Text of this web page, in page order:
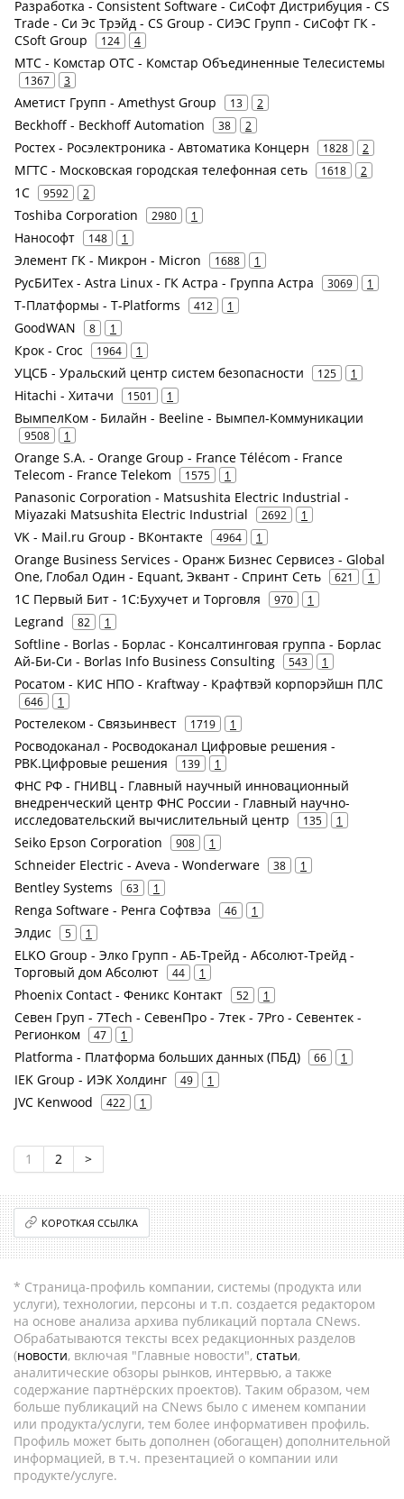
Разработка - Consistent Software - СиСофт Дистрибуция - CS
Trade - Си Эс Трэйд - CS Group - СИЭС Групп - СиСофт ГК -
CSoft Group
124 4
МТС - Комстар ОТС - Комстар Объединенные Телесистемы
1367 3
Аметист Групп - Amethyst Group 13 2
Beckhoff - Beckhoff Automation 38 2
Ростех - Росэлектроника - Автоматика Концерн 1828 2
МГТС - Московская городская телефонная сеть 1618 2
1С 9592 2
Toshiba Corporation 2980 1
Нанософт 148 1
Элемент ГК - Микрон - Micron 1688 1
РусБИТех - Astra Linux - ГК Астра - Группа Астра 3069 1
Т-Платформы - T-Platforms 412 1
GoodWAN 8 1
Крок - Croc 1964 1
УЦСБ - Уральский центр систем безопасности 125 1
Hitachi - Хитачи 1501 1
ВымпелКом - Билайн - Beeline - Вымпел-Коммуникации
9508 1
Orange S.A. - Orange Group - France Télécom - France
Telecom - France Telekom
1575 1
Panasonic Corporation - Matsushita Electric Industrial -
Miyazaki Matsushita Electric Industrial
2692 1
VK - Mail.ru Group - ВКонтакте 4964 1
Orange Business Services - Оранж Бизнес Сервисез - Global
One, Глобал Один - Equant, Эквант - Спринт Сеть
621 1
1С Первый Бит - 1С:Бухучет и Торговля 970 1
Legrand 82 1
Softline - Borlas - Борлас - Консалтинговая группа - Борлас
Ай-Би-Си - Borlas Info Business Consulting
543 1
Росатом - КИС НПО - Kraftway - Крафтвэй корпорэйшн ПЛС
646 1
Ростелеком - Связьинвест 1719 1
Росводоканал - Росводоканал Цифровые решения -
РВК.Цифровые решения
139 1
ФНС РФ - ГНИВЦ - Главный научный инновационный
внедренческий центр ФНС России - Главный научно-
исследовательский вычислительный центр
135 1
Seiko Epson Corporation 908 1
Schneider Electric - Aveva - Wonderware 38 1
Bentley Systems 63 1
Renga Software - Ренга Софтвэа 46 1
Элдис 5 1
ELKO Group - Элко Групп - АБ-Трейд - Абсолют-Трейд -
Торговый дом Абсолют
44 1
Phoenix Contact - Феникс Контакт 52 1
Севен Груп - 7Tech - СевенПро - 7тек - 7Pro - Севентек -
Регионком
47 1
Platforma - Платформа больших данных (ПБД) 66 1
IEK Group - ИЭК Холдинг 49 1
JVC Kenwood 422 1
1 2 >
КОРОТКАЯ ССЫЛКА
* Страница-профиль компании, системы (продукта или
услуги), технологии, персоны и т.п. создается редактором
на основе анализа архива публикаций портала CNews.
Обрабатываются тексты всех редакционных разделов
(новости, включая "Главные новости", статьи,
аналитические обзоры рынков, интервью, а также
содержание партнёрских проектов). Таким образом, чем
больше публикаций на CNews было с именем компании
или продукта/услуги, тем более информативен профиль.
Профиль может быть дополнен (обогащен) дополнительной
информацией, в т.ч. презентацией о компании или
продукте/услуге.